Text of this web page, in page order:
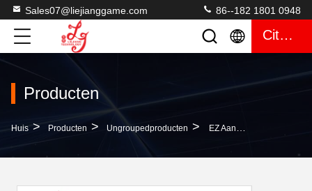
Sales07@liejianggame.com 86--182 1801 0948
Citaat
Producten
Huis > Producten > Ungroupedproducten > EZ Aanraking Plus Enige De Aanrakingsinterface Van USB Van De Het Schermgokautomaat